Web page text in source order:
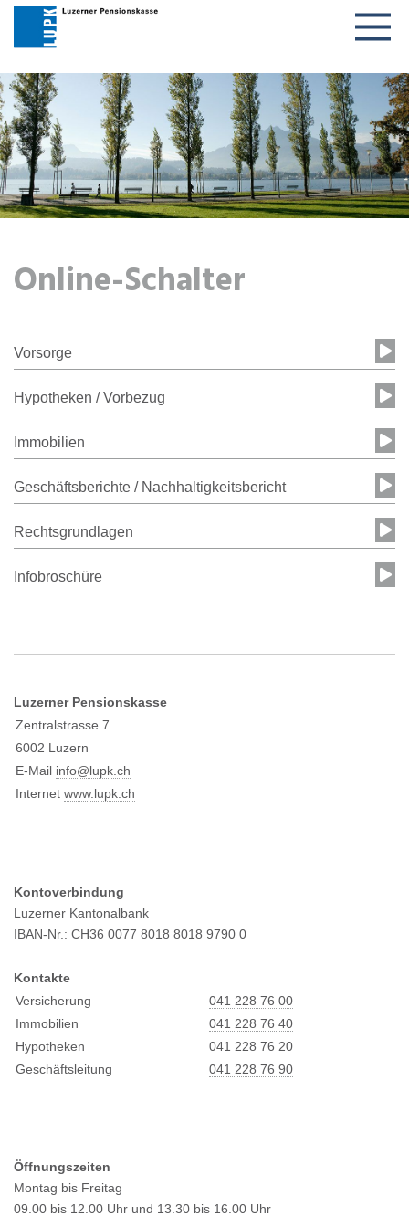
Online-Schalter
Vorsorge
Hypotheken / Vorbezug
Immobilien
Geschäftsberichte / Nachhaltigkeitsbericht
Rechtsgrundlagen
Infobroschüre
Luzerner Pensionskasse
Zentralstrasse 7
6002 Luzern
E-Mail info@lupk.ch
Internet www.lupk.ch
Kontoverbindung
Luzerner Kantonalbank
IBAN-Nr.: CH36 0077 8018 8018 9790 0
Kontakte
Versicherung
041 228 76 00
Immobilien
041 228 76 40
Hypotheken
041 228 76 20
Geschäftsleitung
041 228 76 90
Öffnungszeiten
Montag bis Freitag
09.00 bis 12.00 Uhr und 13.30 bis 16.00 Uhr